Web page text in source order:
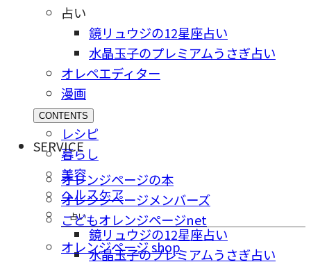
占い
鏡リュウジの12星座占い
水晶玉子のプレミアムうさぎ占い
オレペエディター
漫画
CONTENTS
レシピ
暮らし
美容
ヘルスケア
占い
鏡リュウジの12星座占い
水晶玉子のプレミアムうさぎ占い
SERVICE
オレンジページの本
オレンジページメンバーズ
こどもオレンジページnet
オレンジページ shop